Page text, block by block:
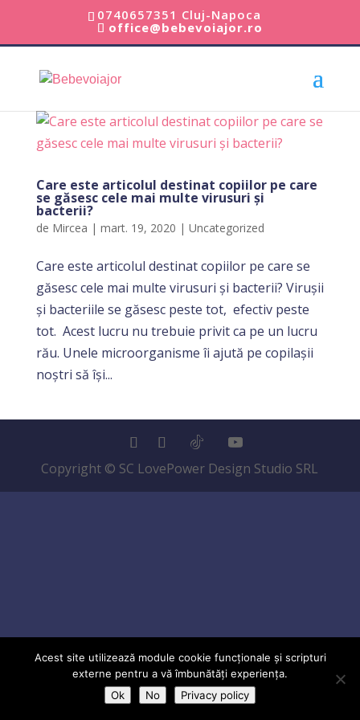
0740657351 Cluj-Napoca
office@bebevoiajor.ro
Care este articolul destinat copiilor pe care
se găsesc cele mai multe virusuri și
bacterii?
de Mircea | mart. 19, 2020 | Uncategorized
Care este articolul destinat copiilor pe care se
găsesc cele mai multe virusuri și bacterii? Virușii
și bacteriile se găsesc peste tot, efectiv peste
tot. Acest lucru nu trebuie privit ca pe un lucru
rău. Unele microorganisme îi ajută pe copilașii
noștri să își...
Copyright © SC LovePower Design Studio SRL
Acest site utilizează module cookie funcționale și scripturi
externe pentru a vă îmbunătăți experiența.
Ok
No Privacy policy